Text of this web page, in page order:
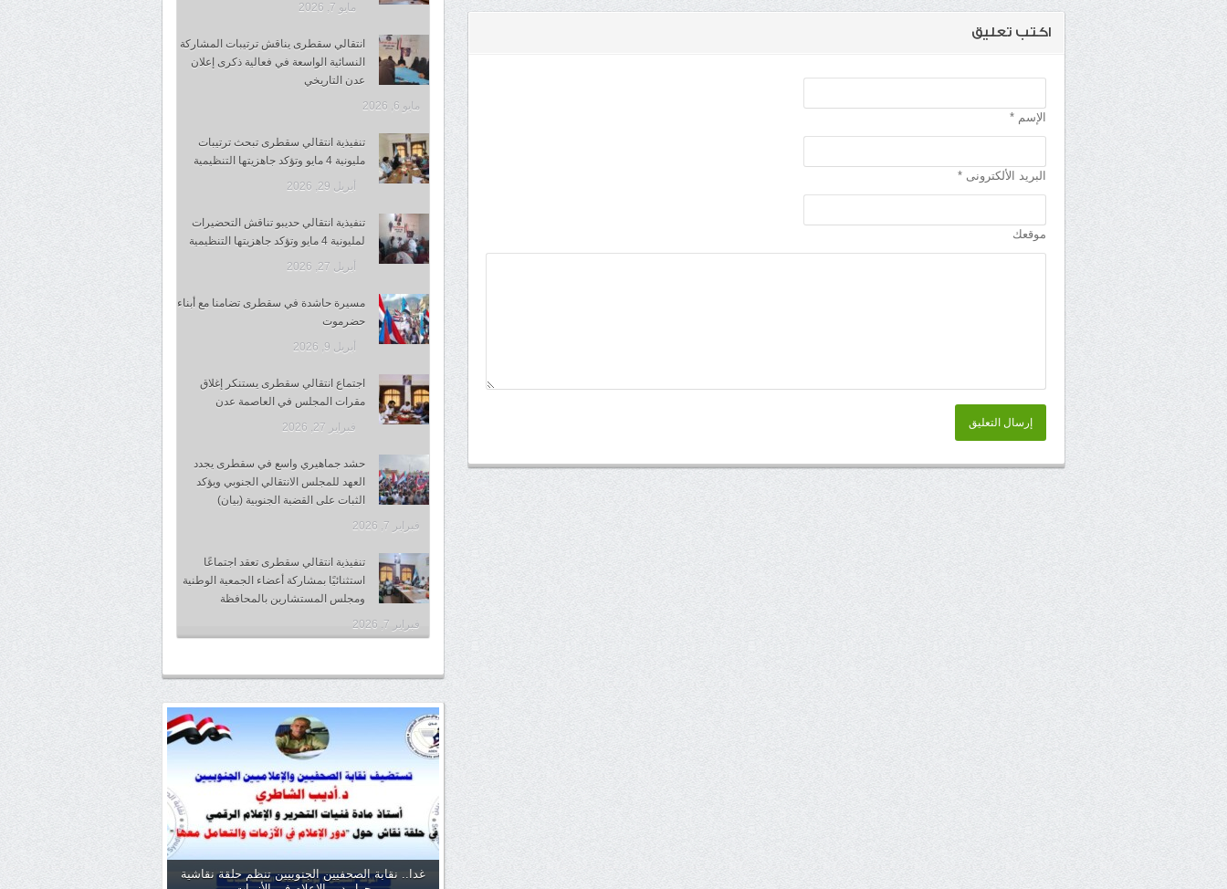
اكتب تعليق
الإسم *
البريد الألكترونى *
موقعك
إرسال التعليق
مايو 7, 2026
انتقالي سقطرى يناقش ترتيبات المشاركة
النسائية الواسعة في فعالية ذكرى إعلان
عدن التاريخي
مايو 6, 2026
تنفيذية انتقالي سقطرى تبحث ترتيبات
مليونية 4 مايو وتؤكد جاهزيتها التنظيمية
أبريل 29, 2026
تنفيذية انتقالي حديبو تناقش التحضيرات
لمليونية 4 مايو وتؤكد جاهزيتها التنظيمية
أبريل 27, 2026
مسيرة حاشدة في سقطرى تضامنا مع أبناء
حضرموت
أبريل 9, 2026
اجتماع انتقالي سقطرى يستنكر إغلاق
مقرات المجلس في العاصمة عدن
فبراير 27, 2026
حشد جماهيري واسع في سقطرى يجدد
العهد للمجلس الانتقالي الجنوبي ويؤكد
الثبات على القضية الجنوبية (بيان)
فبراير 7, 2026
تنفيذية انتقالي سقطرى تعقد اجتماعًا
استثنائيًا بمشاركة أعضاء الجمعية الوطنية
ومجلس المستشارين بالمحافظة
فبراير 7, 2026
غدا.. نقابة الصحفيين الجنوبيين تنظم حلقة نقاشية